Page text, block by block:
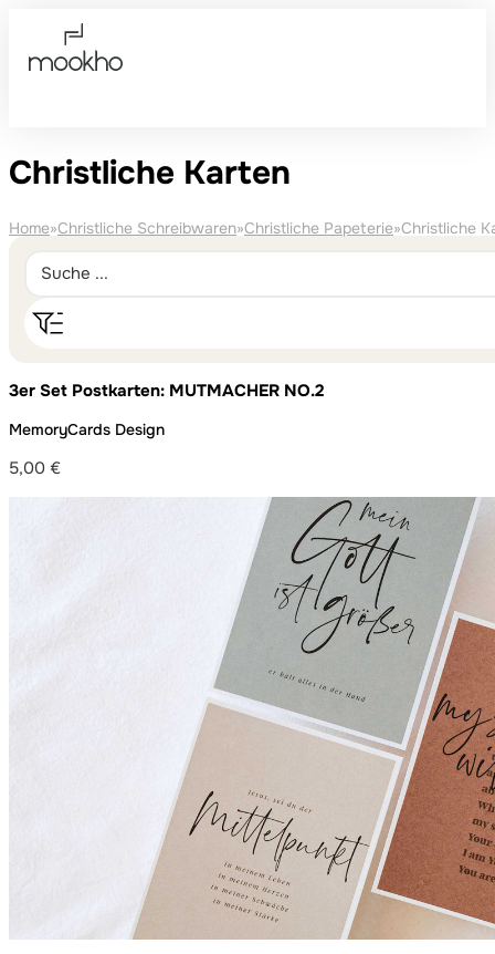
Christliche Karten
Home»Christliche Schreibwaren»Christliche Papeterie»Christliche
3er Set Postkarten: MUTMACHER NO.2
MemoryCards Design
5,00 €